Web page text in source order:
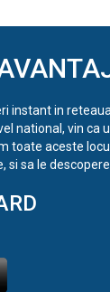
instant in
national, vin ca
toate aceste
sa le